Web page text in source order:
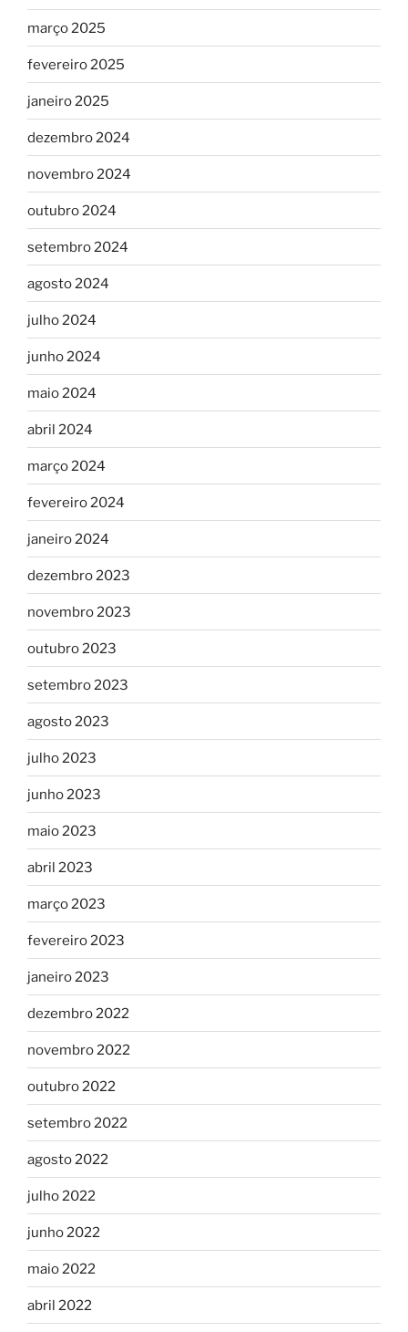
março 2025
fevereiro 2025
janeiro 2025
dezembro 2024
novembro 2024
outubro 2024
setembro 2024
agosto 2024
julho 2024
junho 2024
maio 2024
abril 2024
março 2024
fevereiro 2024
janeiro 2024
dezembro 2023
novembro 2023
outubro 2023
setembro 2023
agosto 2023
julho 2023
junho 2023
maio 2023
abril 2023
março 2023
fevereiro 2023
janeiro 2023
dezembro 2022
novembro 2022
outubro 2022
setembro 2022
agosto 2022
julho 2022
junho 2022
maio 2022
abril 2022